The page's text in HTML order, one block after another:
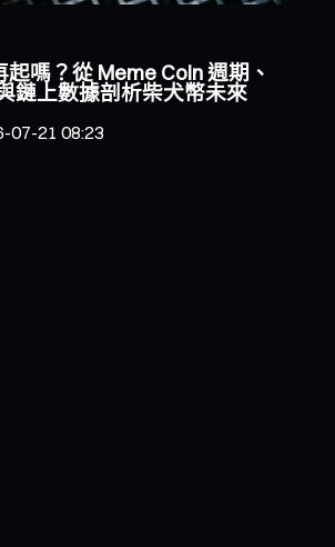
起嗎？從 Meme Coin 週期、
鏈上數據剖析柴犬幣未來
07-21 08:23